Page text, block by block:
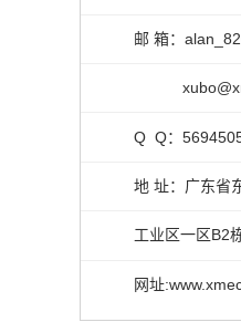
邮 箱：
Q Q：
地 址：广东省东
工业区一区B2
网址